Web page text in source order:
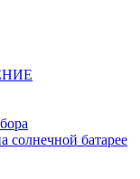
солнечной батарее